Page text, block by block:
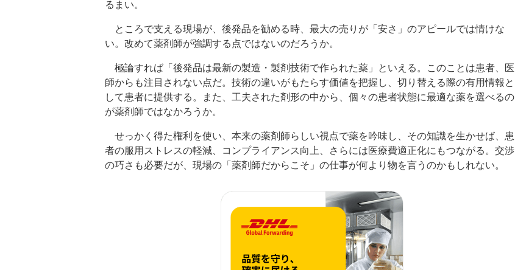
るまい。
ところで支える現場が、後発品を勧める時、最大の売りが「安さ」のアピールでは情けな
い。改めて薬剤師が強調する点ではないのだろうか。
極論すれば「後発品は最新の製造・製剤技術で作られた薬」といえる。このことは患者、医
師からも注目されない点だ。技術の違いがもたらす価値を把握し、切り替える際の有用情報と
して患者に提供する。また、工夫された剤形の中から、個々の患者状態に最適な薬を選べるの
が薬剤師ではなかろうか。
せっかく得た権利を使い、本来の薬剤師らしい視点で薬を吟味し、その知識を生かせば、患
者の服用ストレスの軽減、コンプライアンス向上、さらには医療費適正化にもつながる。交渉
の巧さも必要だが、現場の「薬剤師だからこそ」の仕事が何より物を言うのかもしれない。